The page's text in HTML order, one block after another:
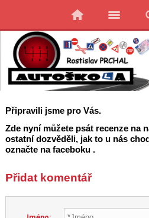
Připravili jsme pro Vás.
Zde nyní můžete psát recenze na
ostatní dozvěděli, jak to u nás
označte na faceboku .
Přidat komentář